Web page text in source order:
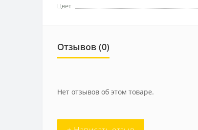
Цвет
Отзывов (0)
Нет отзывов об этом товаре.